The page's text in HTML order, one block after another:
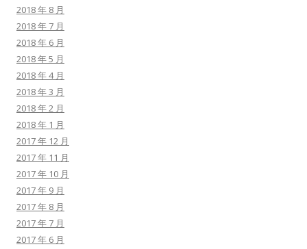
2018 年 8 月
2018 年 7 月
2018 年 6 月
2018 年 5 月
2018 年 4 月
2018 年 3 月
2018 年 2 月
2018 年 1 月
2017 年 12 月
2017 年 11 月
2017 年 10 月
2017 年 9 月
2017 年 8 月
2017 年 7 月
2017 年 6 月